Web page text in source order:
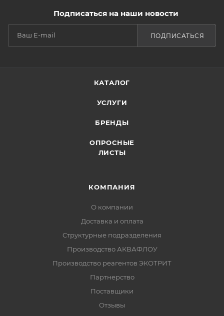
Подписаться на наши новости
ПОДПИСАТЬСЯ
КАТАЛОГ
УСЛУГИ
БРЕНДЫ
ОПРОСНЫЕ
ЛИСТЫ
КОМПАНИЯ
О компании
Доставка и оплата
Структурные подразделения
Производство АКВАФЛОУ
Производство реагентов ЭКОТРИТ
Партнерство
Поставщики
Отзывы